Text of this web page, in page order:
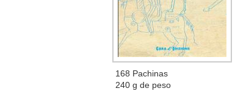
168 Pachinas
240 g de peso